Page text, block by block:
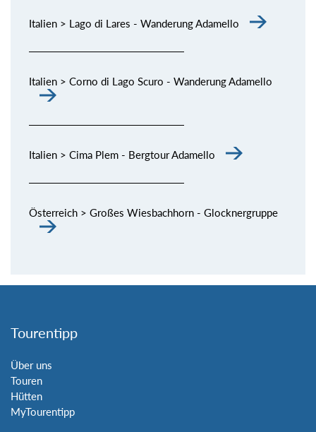
Italien > Lago di Lares - Wanderung Adamello
Italien > Corno di Lago Scuro - Wanderung Adamello
Italien > Cima Plem - Bergtour Adamello
Österreich > Großes Wiesbachhorn - Glocknergruppe
Tourentipp
Über uns
Touren
Hütten
MyTourentipp